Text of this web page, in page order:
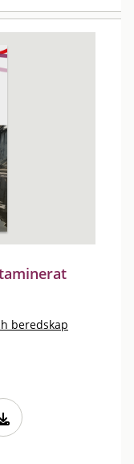
beredskap